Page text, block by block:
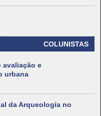
COLUNISTAS
avaliação e
urbana
da Arqueologia no